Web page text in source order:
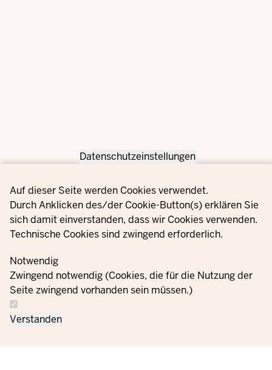
Privacy settings
Datenschutzeinstellungen
Auf dieser Seite werden Cookies verwendet.
Durch Anklicken des/der Cookie-Button(s) erklären Sie
sich damit einverstanden, dass wir Cookies verwenden.
Technische Cookies sind zwingend erforderlich.
Notwendig
Zwingend notwendig (Cookies, die für die Nutzung der
Seite zwingend vorhanden sein müssen.)
Verstanden